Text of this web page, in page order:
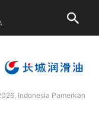
Indonesia Pamerkan